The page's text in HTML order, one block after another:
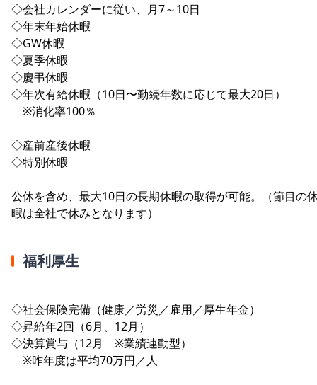
◇会社カレンダーに従い、月7～10日
◇年末年始休暇
◇GW休暇
◇夏季休暇
◇慶弔休暇
◇年次有給休暇（10日〜勤続年数に応じて最大20日）
※消化率100％
◇産前産後休暇
◇特別休暇
公休を含め、最大10日の長期休暇の取得が可能。（節目の
暇は全社で休みとなります）
福利厚生
◇社会保険完備（健康／労災／雇用／厚生年金）
◇昇給年2回（6月、12月）
◇決算賞与（12月 ※業績連動型）
※昨年度は平均70万円／人